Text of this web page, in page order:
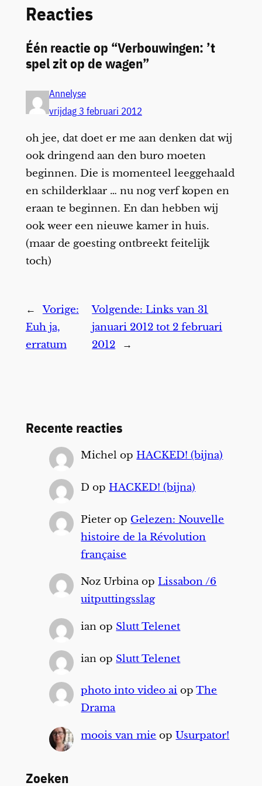
Reacties
Één reactie op “Verbouwingen: ’t
spel zit op de wagen”
Annelyse
vrijdag 3 februari 2012
oh jee, dat doet er me aan denken dat wij
ook dringend aan den buro moeten
beginnen. Die is momenteel leeggehaald
en schilderklaar … nu nog verf kopen en
eraan te beginnen. En dan hebben wij
ook weer een nieuwe kamer in huis.
(maar de goesting ontbreekt feitelijk
toch)
←
Vorige:
Euh ja,
erratum
Volgende:Links van 31
januari 2012 tot 2 februari
2012
→
Recente reacties
Michel opHACKED! (bijna)
D opHACKED! (bijna)
Pieter op Gelezen: Nouvelle
histoire de la Révolution
française
Noz UrbinaopLissabon /6
uitputtingsslag
ian op Slutt Telenet
ian op Slutt Telenet
photo into video ai opThe
Drama
moois van mie opUsurpator!
Zoeken